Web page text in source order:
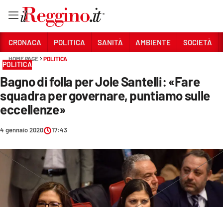
Sezioni
CRONACA
POLITICA
SANITÀ
AMBIENTE
SOCIETÀ
CULTURA
CRONACA POLITICA SANITÀ AMBIENTE SOCIETÀ
HOME PAGE POLITICA
POLITICA
Bagno di folla per Jole Santelli: «Fare
squadra per governare, puntiamo sulle
eccellenze»
4 gennaio 2020 17:43